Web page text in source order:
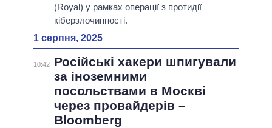
(Royal) у рамках операції з протидії
кіберзлочинності.
1 серпня, 2025
10:42
Російські хакери шпигували
за іноземними
посольствами в Москві
через провайдерів –
Bloomberg